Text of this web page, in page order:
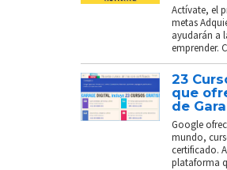
Actívate, el
metas
ayudarán a
emprender.
23
que
de
Google
mundo,
certificado.
plataforma